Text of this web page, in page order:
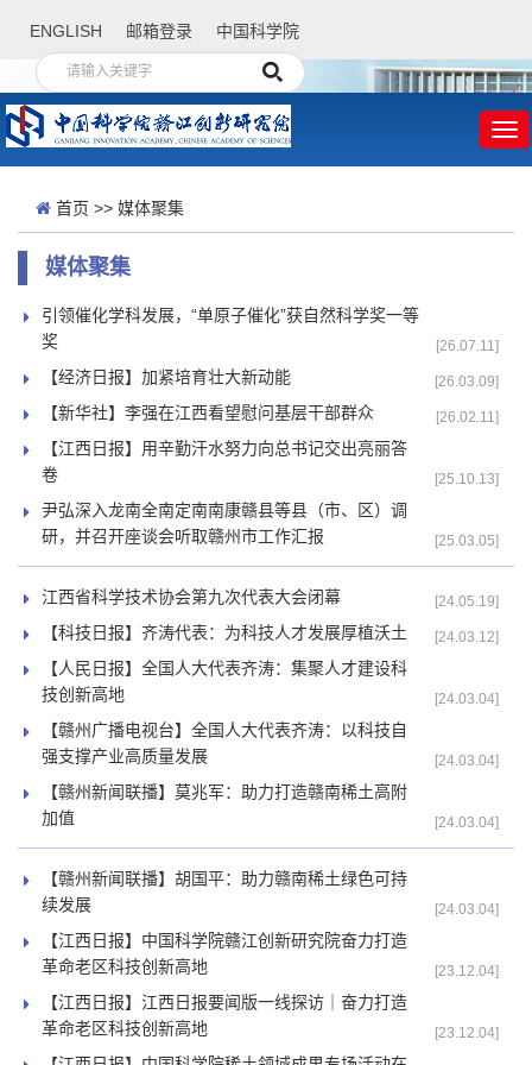
ENGLISH 邮箱登录 中国科学院
首页 >> 媒体聚集
媒体聚集
[26.07.11]
引领催化学科发展，“单原子催化”获自然科学奖一等
奖
[26.03.09]
【经济日报】加紧培育壮大新动能
[26.02.11]
【新华社】李强在江西看望慰问基层干部群众
[25.10.13]
【江西日报】用辛勤汗水努力向总书记交出亮丽答
卷
[25.03.05]
尹弘深入龙南全南定南南康赣县等县（市、区）调
研，并召开座谈会听取赣州市工作汇报
[24.05.19]
江西省科学技术协会第九次代表大会闭幕
[24.03.12]
【科技日报】齐涛代表：为科技人才发展厚植沃土
[24.03.04]
【人民日报】全国人大代表齐涛：集聚人才建设科
技创新高地
[24.03.04]
【赣州广播电视台】全国人大代表齐涛：以科技自
强支撑产业高质量发展
[24.03.04]
【赣州新闻联播】莫兆军：助力打造赣南稀土高附
加值
[24.03.04]
【赣州新闻联播】胡国平：助力赣南稀土绿色可持
续发展
[23.12.04]
【江西日报】中国科学院赣江创新研究院奋力打造
革命老区科技创新高地
[23.12.04]
【江西日报】江西日报要闻版一线探访｜奋力打造
革命老区科技创新高地